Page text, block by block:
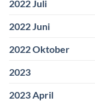
2022 Juli
2022 Juni
2022 Oktober
2023
2023 April